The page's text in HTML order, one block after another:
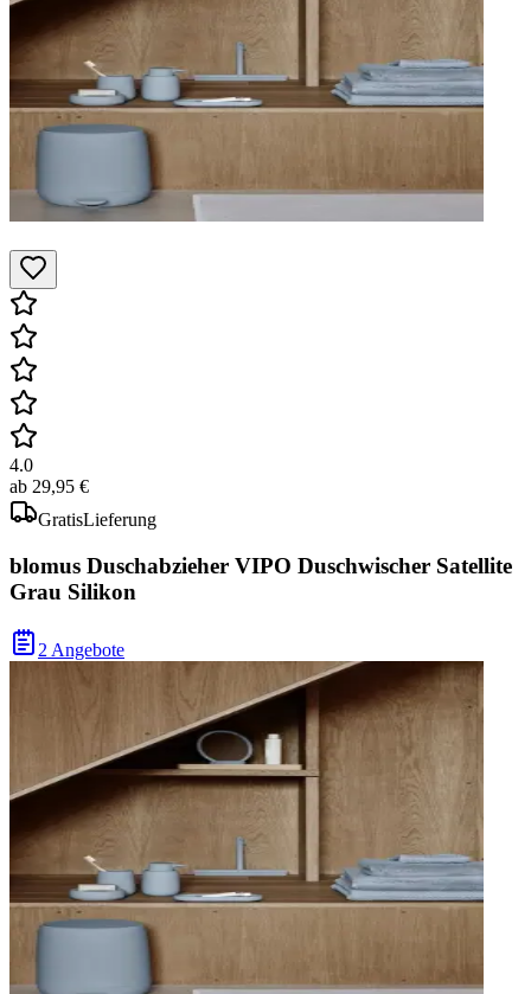
4.0
ab 29,95 €
GratisLieferung
blomus Duschabzieher VIPO Duschwischer Satellite
Grau Silikon
2 Angebote